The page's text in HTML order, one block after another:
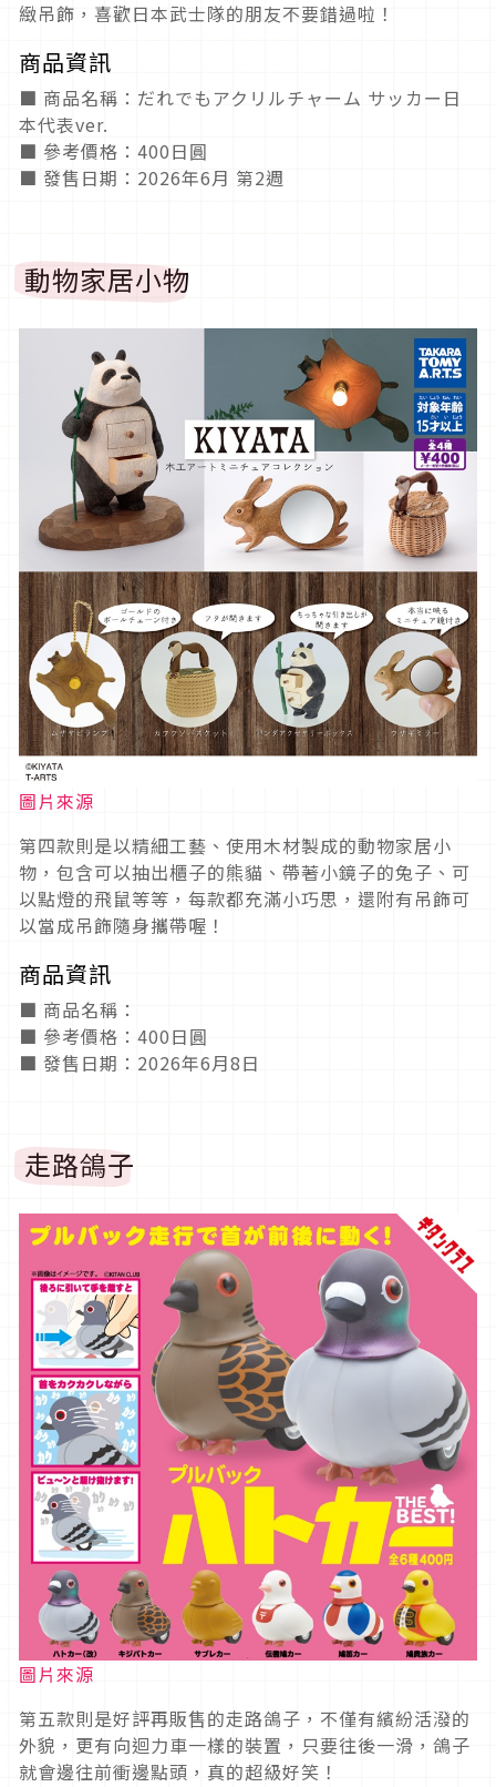
緻吊飾，喜歡日本武士隊的朋友不要錯過啦！
商品資訊
■ 商品名稱：だれでもアクリルチャーム サッカー日
本代表ver.
■ 參考價格：400日圓
■ 發售日期：2026年6月 第2週
動物家居小物
圖片來源
第四款則是以精細工藝、使用木材製成的動物家居小
物，包含可以抽出櫃子的熊貓、帶著小鏡子的兔子、可
以點燈的飛鼠等等，每款都充滿小巧思，還附有吊飾可
以當成吊飾隨身攜帶喔！
商品資訊
■ 商品名稱：
■ 參考價格：400日圓
■ 發售日期：2026年6月8日
走路鴿子
圖片來源
第五款則是好評再販售的走路鴿子，不僅有繽紛活潑的
外貌，更有向迴力車一樣的裝置，只要往後一滑，鴿子
就會邊往前衝邊點頭，真的超級好笑！